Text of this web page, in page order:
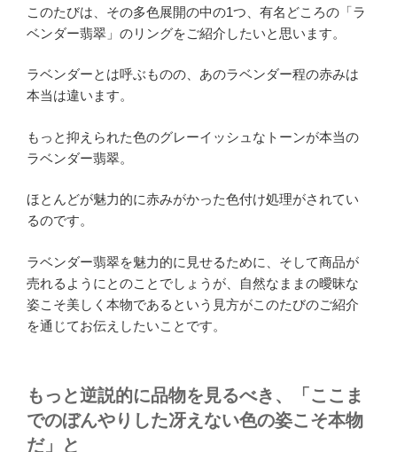
このたびは、その多色展開の中の1つ、有名どころの「ラ
ベンダー翡翠」のリングをご紹介したいと思います。
ラベンダーとは呼ぶものの、あのラベンダー程の赤みは
本当は違います。
もっと抑えられた色のグレーイッシュなトーンが本当の
ラベンダー翡翠。
ほとんどが魅力的に赤みがかった色付け処理がされてい
るのです。
ラベンダー翡翠を魅力的に見せるために、そして商品が
売れるようにとのことでしょうが、自然なままの曖昧な
姿こそ美しく本物であるという見方がこのたびのご紹介
を通じてお伝えしたいことです。
もっと逆説的に品物を見るべき、「ここま
でのぼんやりした冴えない色の姿こそ本物
だ」と